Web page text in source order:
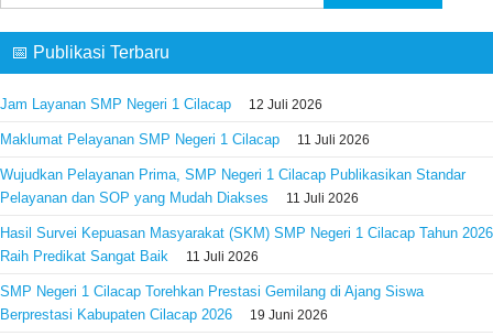
untuk:
📅 Publikasi Terbaru
Jam Layanan SMP Negeri 1 Cilacap 12 Juli 2026
Maklumat Pelayanan SMP Negeri 1 Cilacap 11 Juli 2026
Wujudkan Pelayanan Prima, SMP Negeri 1 Cilacap Publikasikan Standar
Pelayanan dan SOP yang Mudah Diakses
11 Juli 2026
Hasil Survei Kepuasan Masyarakat (SKM) SMP Negeri 1 Cilacap Tahun 2026
Raih Predikat Sangat Baik
11 Juli 2026
SMP Negeri 1 Cilacap Torehkan Prestasi Gemilang di Ajang Siswa
Berprestasi Kabupaten Cilacap 2026
19 Juni 2026